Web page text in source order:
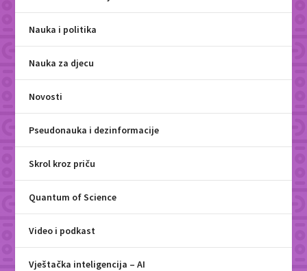
Nauka i politika
Nauka za djecu
Novosti
Pseudonauka i dezinformacije
Skrol kroz priču
Quantum of Science
Video i podkast
Vještačka inteligencija – AI